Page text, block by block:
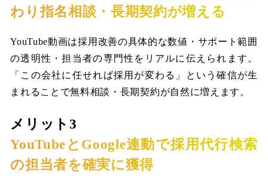
わり指名相談・長期契約が増える
YouTube動画は採用改善の具体的な数値・サポート範囲
の透明性・担当者の専門性をリアルに伝えられます。
「この会社に任せれば採用が変わる」という確信が生
まれることで無料相談・長期契約が自然に増えます。
メリット3
YouTubeとGoogle連動で採用代行検索
の担当者を確実に獲得